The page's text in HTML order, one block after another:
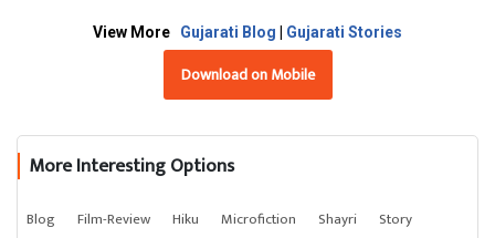
View More Gujarati Blog Gujarati Stories
Download on Mobile
More Interesting Options
Blog Film-Review Hiku Microfiction Shayri
Story